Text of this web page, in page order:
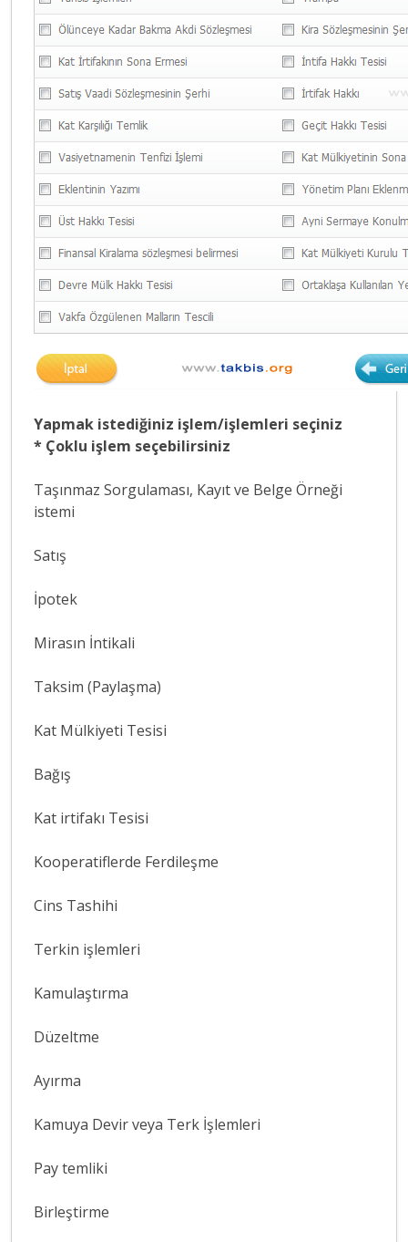
Yapmak istediğiniz işlem/işlemleri seçiniz
* Çoklu işlem seçebilirsiniz
Taşınmaz Sorgulaması, Kayıt ve Belge Örneği
istemi
Satış
İpotek
Mirasın İntikali
Taksim (Paylaşma)
Kat Mülkiyeti Tesisi
Bağış
Kat irtifakı Tesisi
Kooperatiflerde Ferdileşme
Cins Tashihi
Terkin işlemleri
Kamulaştırma
Düzeltme
Ayırma
Kamuya Devir veya Terk İşlemleri
Pay temliki
Birleştirme